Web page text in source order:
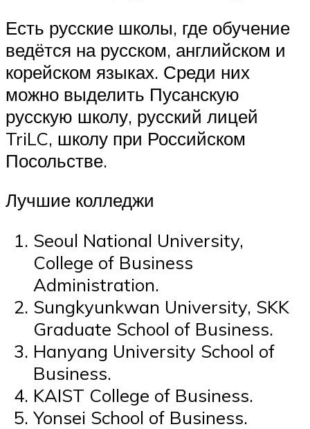
Есть русские школы, где обучение
ведётся на русском, английском и
корейском языках. Среди них
можно выделить Пусанскую
русскую школу, русский лицей
TriLC, школу при Российском
Посольстве.
Лучшие колледжи
Seoul National University,
College of Business
Administration.
Sungkyunkwan University, SKK
Graduate School of Business.
Hanyang University School of
Business.
KAIST College of Business.
Yonsei School of Business.